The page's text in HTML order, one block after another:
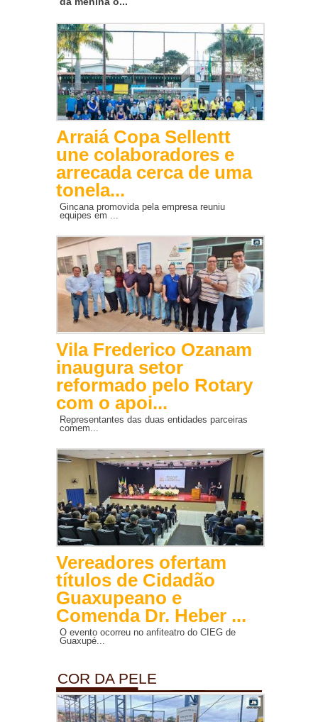
Arraiá Copa Sellentt
une colaboradores e
arrecada cerca de uma
tonela...
Gincana promovida pela empresa reuniu
equipes em ...
Vila Frederico Ozanam
inaugura setor
reformado pelo Rotary
com o apoi...
Representantes das duas entidades parceiras
comem...
Vereadores ofertam
títulos de Cidadão
Guaxupeano e
Comenda Dr. Heber ...
O evento ocorreu no anfiteatro do CIEG de
Guaxupé...
COR DA PELE